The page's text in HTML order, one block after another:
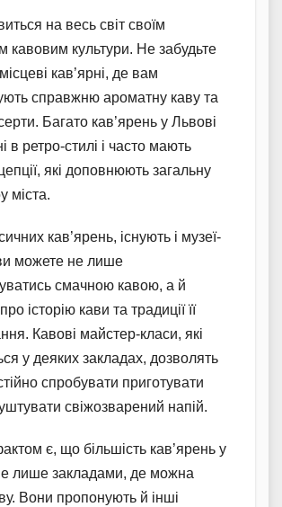
на весь світ своїм
кавовим культури. Не забудьте
кав’ярні, де вам
справжню ароматну каву та
Багато кав’ярень у Львові
в ретро-стилі і часто мають
які доповнюють загальну
міста.
кав’ярень, існують і музеї-
можете не лише
смачною кавою, а й
історію кави та традиції її
Кавові майстер-класи, які
у деяких закладах, дозволять
спробувати приготувати
свіжозварений напій.
є, що більшість кав’ярень у
лише закладами, де можна
Вони пропонують й інші